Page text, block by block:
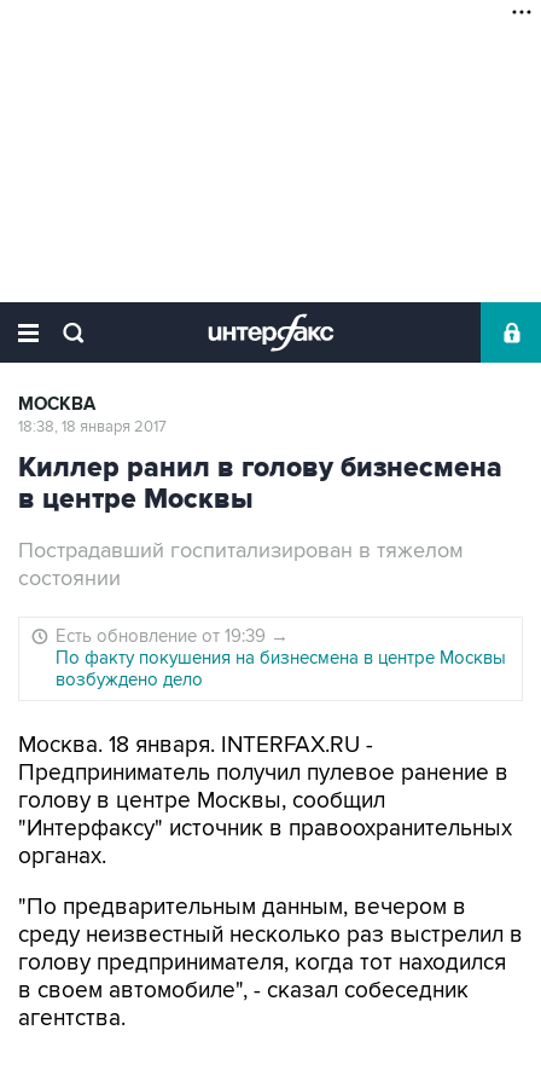
МОСКВА
18:38, 18 января 2017
Киллер ранил в голову бизнесмена
в центре Москвы
Пострадавший госпитализирован в тяжелом
состоянии
Есть обновление от 19:39 →
По факту покушения на бизнесмена в центре Москвы
возбуждено дело
Москва. 18 января. INTERFAX.RU -
Предприниматель получил пулевое ранение в
голову в центре Москвы, сообщил
"Интерфаксу" источник в правоохранительных
органах.
"По предварительным данным, вечером в
среду неизвестный несколько раз выстрелил в
голову предпринимателя, когда тот находился
в своем автомобиле", - сказал собеседник
агентства.